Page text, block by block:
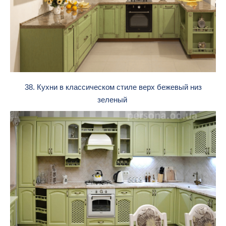
38. Кухни в классическом стиле верх бежевый низ
зеленый